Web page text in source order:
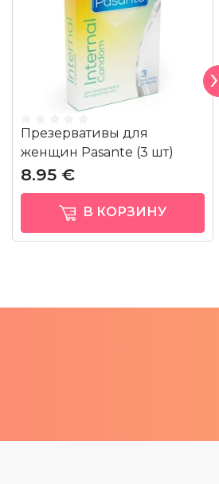
Презервативы для
женщин Pasante (3 шт)
8.95 €
В КОРЗИНУ